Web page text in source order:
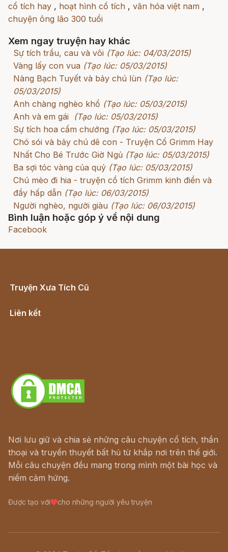
cổ tích hay , hoạt hình cổ tích , văn hóa việt nam ,
chuyện ông lão 300 tuổi
Xem ngay truyện hay khác
Sự tích trầu, cau và vôi (Tạo lúc: 04/03/2015)
Vàng lấy con vua (Tạo lúc: 05/03/2015)
Nàng Bạch Tuyết và bảy chú lùn (Tạo lúc:
05/03/2015)
Anh chàng nghèo khổ (Tạo lúc: 05/03/2015)
Anh và em gái
(Tạo lúc: 05/03/2015)
Sự tích hoa cẩm chướng (Tạo lúc: 05/03/2015)
Chó sói và bảy chú dê con - Truyện Cổ Grimm Hay
Nhất Cho Bé Trước Giờ Ngủ (Tạo lúc: 05/03/2015)
Ba sợi tóc vàng của quỷ (Tạo lúc: 05/03/2015)
Chú mèo đi hia - truyện cổ tích Grimm kinh điển và
đầy hấp dẫn (Tạo lúc: 06/03/2015)
Người nghèo, người giàu (Tạo lúc: 06/03/2015)
Bình luận hoặc góp ý về nội dung
Facebook
Truyện Xưa Tích Cũ
Liên kết
Nơi lưu giữ và chia sẻ những câu chuyện cổ tích, thần
thoại và truyền thuyết bất hủ từ khắp nơi trên thế giới.
Mỗi câu chuyện đều mang trong mình một bài học và
niềm cảm hứng.
Được tạo với cho những người yêu truyện